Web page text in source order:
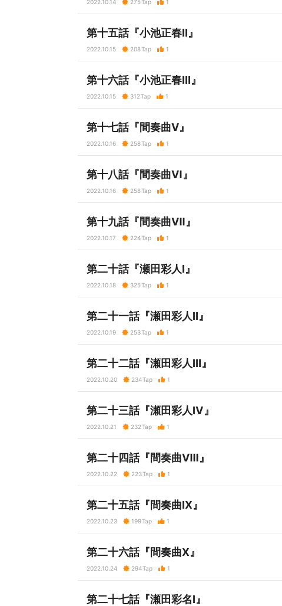
2022.10.14 275Tap 1
第十五話『小池正春Ⅱ』
2022.10.15 208Tap 1
第十六話『小池正春Ⅲ』
2022.10.15 312Tap 1
第十七話『間奏曲Ⅴ』
2022.10.16 258Tap 1
第十八話『間奏曲Ⅵ』
2022.10.16 258Tap 1
第十九話『間奏曲Ⅶ』
2022.10.17 224Tap 1
第二十話『瀬田彩人Ⅰ』
2022.10.18 325Tap 1
第二十一話『瀬田彩人Ⅱ』
2022.10.19 253Tap 1
第二十二話『瀬田彩人Ⅲ』
2022.10.20 234Tap 1
第二十三話『瀬田彩人Ⅳ』
2022.10.21 232Tap 1
第二十四話『間奏曲Ⅷ』
2022.10.22 223Tap 1
第二十五話『間奏曲Ⅸ』
2022.10.23 199Tap 1
第二十六話『間奏曲Ⅹ』
2022.10.24 294Tap 1
第二十七話『瀬田彩名Ⅰ』